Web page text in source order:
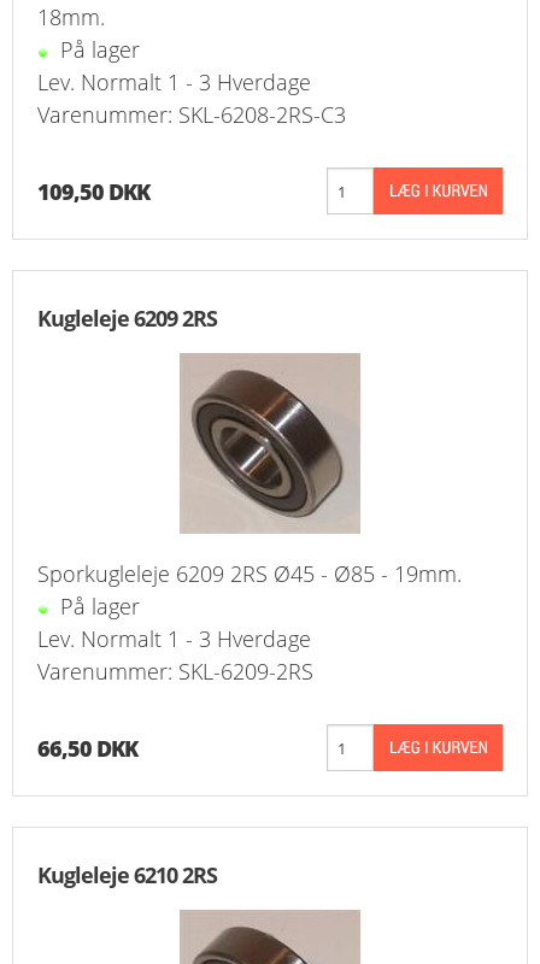
18mm.
På lager
Lev. Normalt 1 - 3 Hverdage
Varenummer: SKL-6208-2RS-C3
109,50 DKK
Kugleleje 6209 2RS
Sporkugleleje 6209 2RS Ø45 - Ø85 - 19mm.
På lager
Lev. Normalt 1 - 3 Hverdage
Varenummer: SKL-6209-2RS
66,50 DKK
Kugleleje 6210 2RS